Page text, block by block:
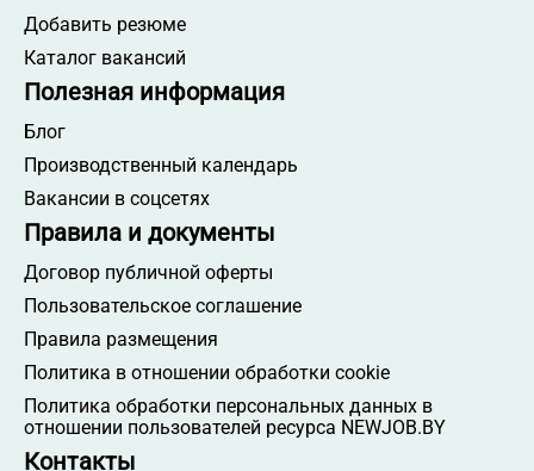
Добавить резюме
Каталог вакансий
Полезная информация
Блог
Производственный календарь
Вакансии в соцсетях
Правила и документы
Договор публичной оферты
Пользовательское соглашение
Правила размещения
Политика в отношении обработки cookie
Политика обработки персональных данных в
отношении пользователей ресурса NEWJOB.BY
Контакты